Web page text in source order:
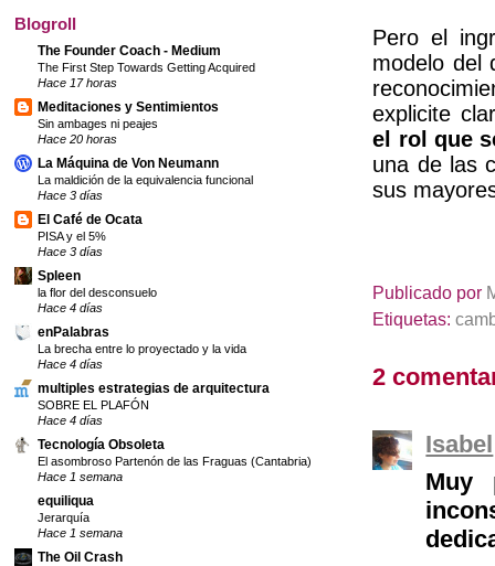
Pero el
modelo del
explicite
el rol que
una de las
sus
Publicado por
Etiquetas:
2
Isabel
Muy
Blogroll
The Founder Coach - Medium
The First Step Towards Getting Acquired
Hace 17 horas
Meditaciones y Sentimientos
Sin ambages ni peajes
Hace 20 horas
La Máquina de Von Neumann
La maldición de la equivalencia funcional
Hace 3 días
El Café de Ocata
PISA y el 5%
Hace 3 días
Spleen
la flor del desconsuelo
Hace 4 días
enPalabras
La brecha entre lo proyectado y la vida
Hace 4 días
multiples estrategias de arquitectura
SOBRE EL PLAFÓN
Hace 4 días
Tecnología Obsoleta
El asombroso Partenón de las Fraguas (Cantabria)
Hace 1 semana
equiliqua
Jerarquía
Hace 1 semana
The Oil Crash